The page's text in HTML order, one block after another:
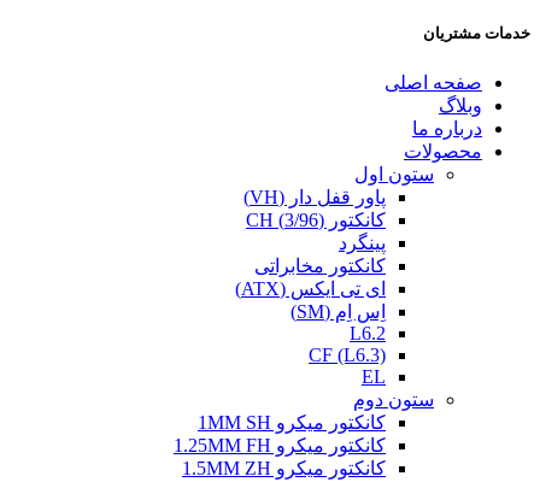
خدمات مشتریان
صفحه اصلی
وبلاگ
درباره ما
محصولات
ستون اول
پاور قفل دار (VH)
کانکتور (3/96) CH
پینگرد
کانکتور مخابراتی
ای تی ایکس (ATX)
اِس اِم (SM)
L6.2
CF (L6.3)
EL
ستون دوم
کانکتور میکرو 1MM SH
کانکتور میکرو 1.25MM FH
کانکتور میکرو 1.5MM ZH